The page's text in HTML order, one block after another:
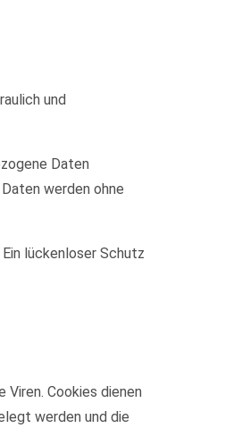
und
Daten
werden ohne
lückenloser Schutz
Cookies dienen
werden und die